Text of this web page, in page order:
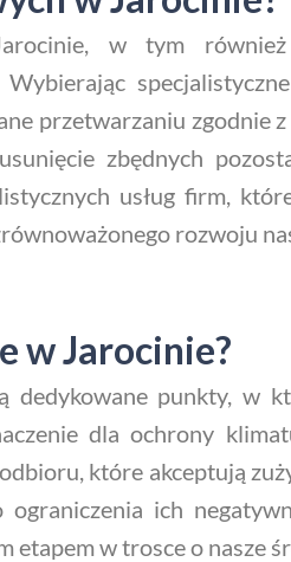
w tym
przetwarzaniu zgodnie
zbędnych
usług firm,
rozwoju
w Jarocinie?
dedykowane punkty, w
dla ochrony
które akceptują
ich
etapem w trosce o nasze